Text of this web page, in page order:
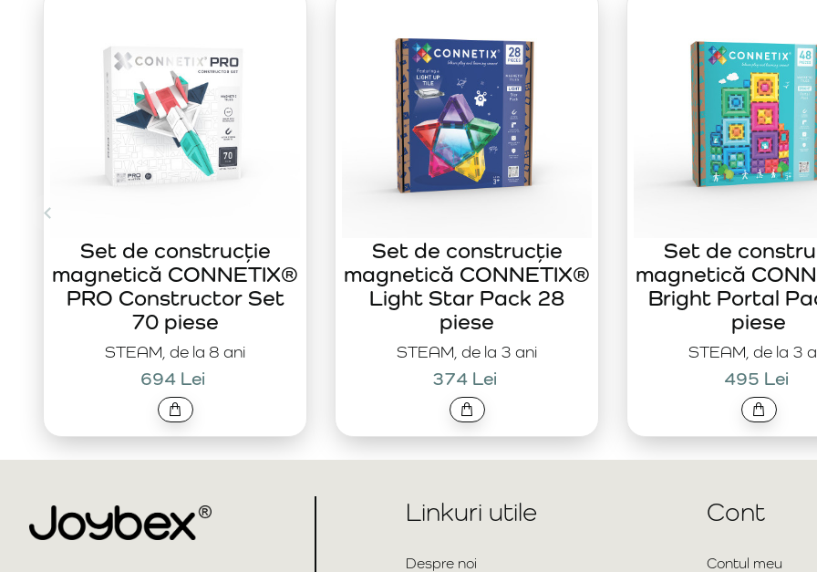
STEAM, de la 8 ani
Set de construcție
magnetică CONNETIX®
PRO Constructor Set
70 piese
694 Lei
STEAM, de la 3 ani
Set de construcție
magnetică CONNETIX®
Light Star Pack 28
piese
374 Lei
STEAM, de la 3
Set de
magnetică
Bright Portal
piese
495 Lei
Linkuri utile
Despre noi
Cont
Contul meu